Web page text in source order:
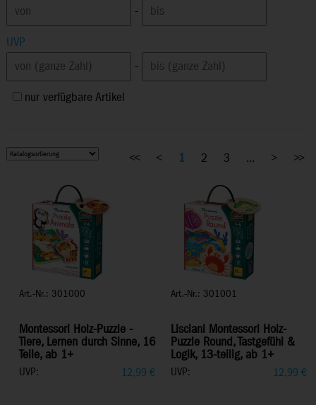
-
UVP
-
nur verfügbare Artikel
Art.-Nr.: 301000
Montessori Holz-Puzzle -
Tiere, Lernen durch Sinne, 16
Teile, ab 1+
UVP: 12,99 €
Art.-Nr.: 301001
Lisciani Montessori Holz-
Puzzle Round, Tastgefühl &
Logik, 13-teilig, ab 1+
UVP: 12,99 €
<< < 1 2 3 ... > >>